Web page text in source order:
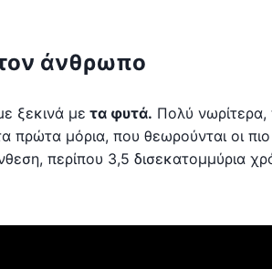
άνθρωπο
ξεκινά με τα φυτά. Πολύ νωρίτερα,
πρώτα μόρια, που θεωρούνται οι
περίπου 3,5 δισεκατομμύρια